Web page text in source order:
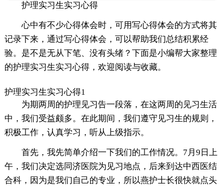
护理实习生实习心得
心中有不少心得体会时，可用写心得体会的方式将其
记录下来，通过写心得体会，可以帮助我们总结积累经
验。是不是无从下笔、没有头绪？下面是小编帮大家整理
的护理实习生实习心得，欢迎阅读与收藏。
护理实习生实习心得1
为期两周的护理见习告一段落，在这两周的见习生活
中，我们受益颇多。在此期间，我们遵守见习生的规则，
积极工作，认真学习，听从上级指示。
首先，我先简单介绍一下我们的工作情况。7月9日上
午，我们决定选同济医院为见习地点，后来到达中西医结
合科，因为是我们自己的专业，所以燕护士长很快就点头